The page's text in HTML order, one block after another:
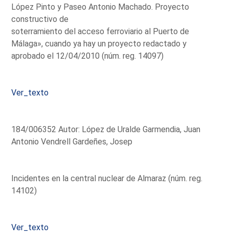
López Pinto y Paseo Antonio Machado. Proyecto
constructivo de
soterramiento del acceso ferroviario al Puerto de
Málaga», cuando ya hay un proyecto redactado y
aprobado el 12/04/2010 (núm. reg. 14097)
Ver_texto
184/006352 Autor: López de Uralde Garmendia, Juan
Antonio Vendrell Gardeñes, Josep
Incidentes en la central nuclear de Almaraz (núm. reg.
14102)
Ver_texto